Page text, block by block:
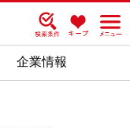
企業情報